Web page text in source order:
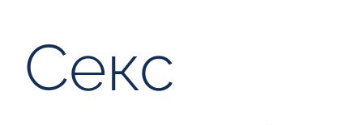
Секс